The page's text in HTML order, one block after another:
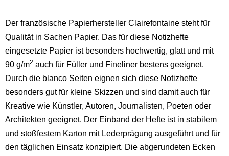
Der französische Papierhersteller Clairefontaine steht für
Qualität in Sachen Papier. Das für diese Notizhefte
eingesetzte Papier ist besonders hochwertig, glatt und mit
90 g/m2 auch für Füller und Fineliner bestens geeignet.
Durch die blanco Seiten eignen sich diese Notizhefte
besonders gut für kleine Skizzen und sind damit auch für
Kreative wie Künstler, Autoren, Journalisten, Poeten oder
Architekten geeignet. Der Einband der Hefte ist in stabilem
und stoßfestem Karton mit Lederprägung ausgeführt und für
den täglichen Einsatz konzipiert. Die abgerundeten Ecken